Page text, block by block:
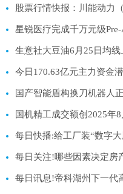
星锐医疗完成千万元级
生意社大豆油6月25日均
今日170.63亿元主力资金
国产智能盾构换刀机器人
国机精工成交额创2025年
每日关注!哪些因素决定房